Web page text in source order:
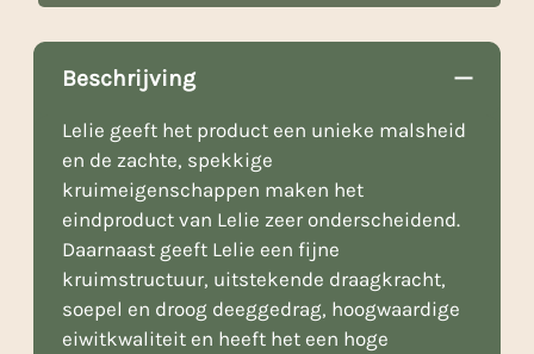
Beschrijving
Lelie geeft het product een unieke malsheid
en de zachte, spekkige
kruimeigenschappen maken het
eindproduct van Lelie zeer onderscheidend.
Daarnaast geeft Lelie een fijne
kruimstructuur, uitstekende draagkracht,
soepel en droog deeggedrag, hoogwaardige
eiwitkwaliteit en heeft het een hoge